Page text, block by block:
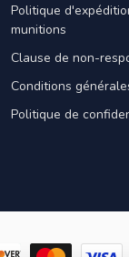
Politique
munitions
Clause de non-
Conditions
Politique de